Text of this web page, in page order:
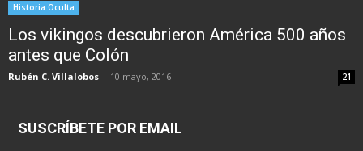
Historia Oculta
Los vikingos descubrieron América 500 años
antes que Colón
Rubén C. Villalobos - 10 mayo, 2016 21
SUSCRÍBETE POR EMAIL